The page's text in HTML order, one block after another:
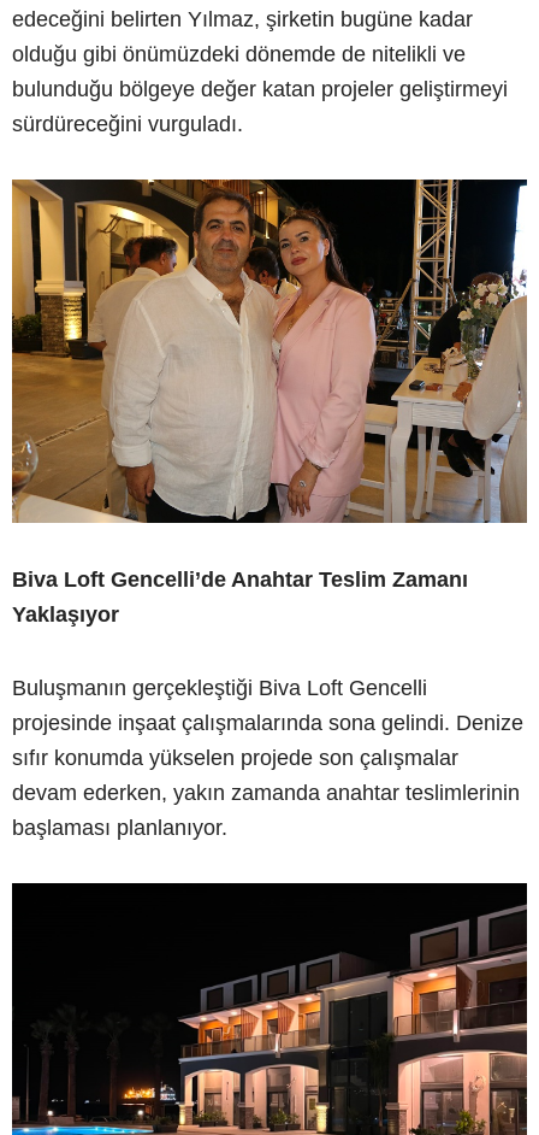
edeceğini belirten Yılmaz, şirketin bugüne kadar
olduğu gibi önümüzdeki dönemde de nitelikli ve
bulunduğu bölgeye değer katan projeler geliştirmeyi
sürdüreceğini vurguladı.
Biva Loft Gencelli’de Anahtar Teslim Zamanı
Yaklaşıyor
Buluşmanın gerçekleştiği Biva Loft Gencelli
projesinde inşaat çalışmalarında sona gelindi. Denize
sıfır konumda yükselen projede son çalışmalar
devam ederken, yakın zamanda anahtar teslimlerinin
başlaması planlanıyor.